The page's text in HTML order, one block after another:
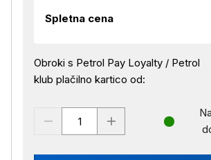
Spletna cena
Obroki s Petrol Pay Loyalty / Petrol
klub plačilno kartico od: